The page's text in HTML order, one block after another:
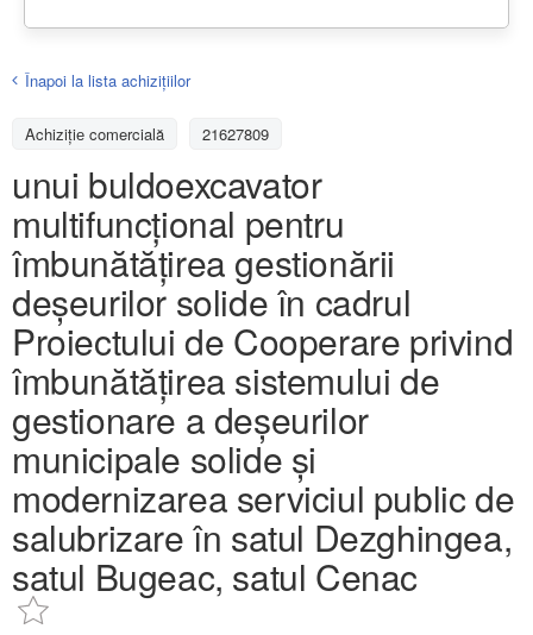
Înapoi la lista achiziţiilor
Achizițiе comercială 21627809
unui buldoexcavator
multifuncțional pentru
îmbunătățirea gestionării
deșeurilor solide în cadrul
Proiectului de Cooperare privind
îmbunătățirea sistemului de
gestionare a deșeurilor
municipale solide și
modernizarea serviciul public de
salubrizare în satul Dezghingea,
satul Bugeac, satul Cenac